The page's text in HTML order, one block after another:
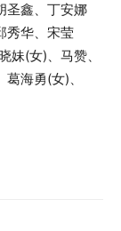
圣鑫、丁安娜
秀华、宋莹
妹(女)、马赞、
海勇(女)、